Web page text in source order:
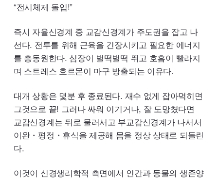
“전시체제 돌입!”
즉시 자율신경계 중 교감신경계가 주도권을 잡고 나
선다. 전투를 위해 근육을 긴장시키고 필요한 에너지
를 총동원한다. 심장이 벌떡벌떡 뛰고 호흡이 빨라지
며 스트레스 호르몬이 마구 방출되는 이유다.
대개 상황은 몇분 후 종료된다. 재수 없게 잡아먹히면
그것으로 끝! 그러나 싸워 이기거나, 잘 도망쳤다면
교감신경계는 뒤로 물러서고 부교감신경계가 나서서
이완・평정・휴식을 제공해 몸을 정상 상태로 되돌린
다.
이것이 신경생리학적 측면에서 인간과 동물의 생존양